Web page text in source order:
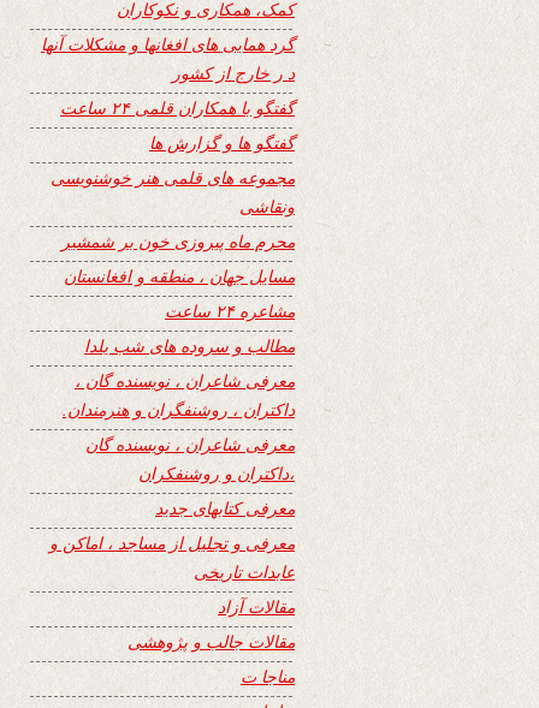
کمک، همکاری و نکوکاران
گرد همایی های افغانها و مشکلات آنها
د ر خارج از کشور
گفتگو با همکاران قلمی ۲۴ ساعت
گفتگو ها و گزارش ها
مجموعه های قلمی هنر خوشنویسی
ونقاشی
محرم ماه پیروزی خون بر شمشیر
مسایل جهان ، منطقه و افغانستان
مشاعره ۲۴ ساعت
مطالب و سروده های شب یلدا
معرفی شاعران ، نویسنده گان ،
داکتران ، روشنفگران و هنرمندان.
معرفی شاعران ، نویسنده گان
،داکتران و روشنفکران
معرفی کتابهای جدید
معرفی و تجلیل از مساجد ، اماکن و
عابدات تاریخی
مقالات آزاد
مقالات جالب و پژوهشی
مناجا ت